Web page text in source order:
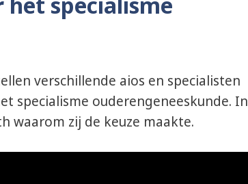
verschillende aios en specialisten
specialisme ouderengeneeskunde. In
waarom zij de keuze maakte.